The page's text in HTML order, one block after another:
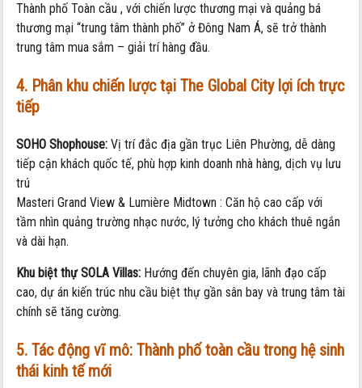
Thành phố Toàn cầu , với chiến lược thương mại và quảng bá
thương mại “trung tâm thành phố” ở Đông Nam Á, sẽ trở thành
trung tâm mua sắm – giải trí hàng đầu.
4. Phân khu chiến lược tại The Global City lợi ích trực
tiếp
SOHO Shophouse: Vị trí đắc địa gần trục Liên Phường, dễ dàng
tiếp cận khách quốc tế, phù hợp kinh doanh nhà hàng, dịch vụ lưu
trú
Masteri Grand View & Lumière Midtown : Căn hộ cao cấp với
tầm nhìn quảng trường nhạc nước, lý tưởng cho khách thuê ngắn
và dài hạn.
Khu biệt thự SOLA Villas: Hướng đến chuyên gia, lãnh đạo cấp
cao, dự án kiến trúc nhu cầu biệt thự gần sân bay và trung tâm tài
chính sẽ tăng cường.
5. Tác động vĩ mô: Thành phố toàn cầu trong hệ sinh
thái kinh tế mới